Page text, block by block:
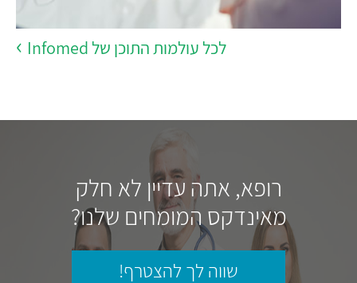
לכל עולמות התוכן של Infomed
רופא, אתה עדיין לא חלק
מאינדקס המומחים שלנו?
שווה לך להצטרף!